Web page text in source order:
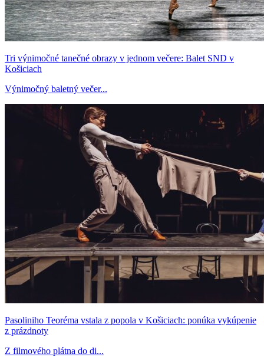
Tri výnimočné tanečné obrazy v jednom večere: Balet SND v
Košiciach
Výnimočný baletný večer...
Pasoliniho Teoréma vstala z popola v Košiciach: ponúka vykúpenie
z prázdnoty
Z filmového plátna do di...